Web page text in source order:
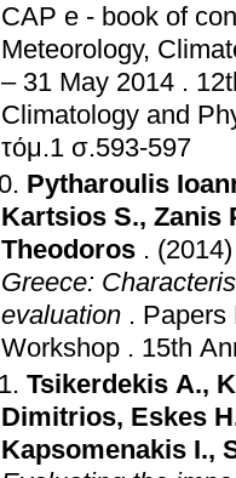
CAP e - book of
Meteorology,
– 31 May 2014 .
Climatology and
τόμ.1 σ.593-597
Pytharoulis
Kartsios S., Zanis
Theodoros . (2014)
Greece: Characteristics of simulated convective
evaluation . Papers
Workshop . 15th
Tsikerdekis A.,
Dimitrios, Eskes
Kapsomenakis I.,